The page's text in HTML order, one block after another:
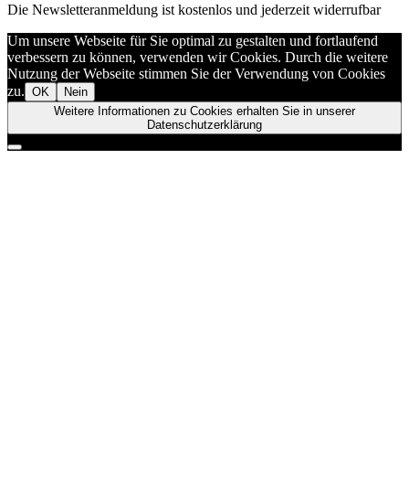
Die Newsletteranmeldung ist kostenlos und jederzeit widerrufbar
Um unsere Webseite für Sie optimal zu gestalten und fortlaufend
verbessern zu können, verwenden wir Cookies. Durch die weitere
Nutzung der Webseite stimmen Sie der Verwendung von Cookies
zu. OK
Nein
Weitere Informationen zu Cookies erhalten Sie in unserer
Datenschutzerklärung